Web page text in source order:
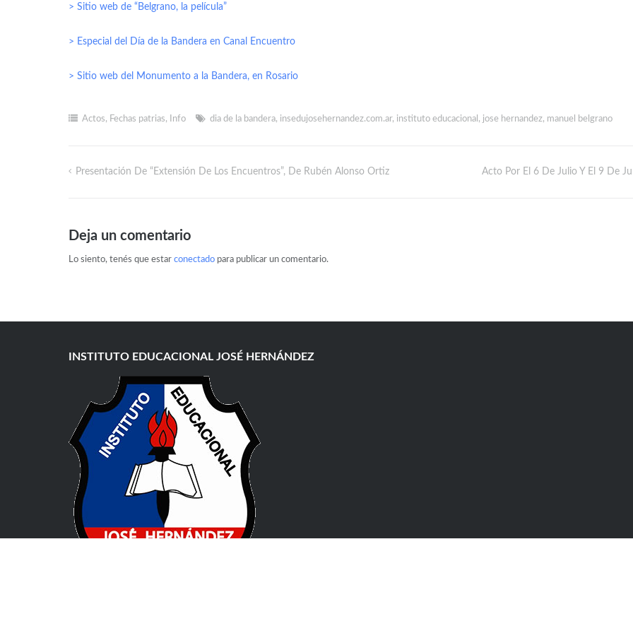
> Sitio web de “Belgrano, la película”
> Especial del Día de la Bandera en Canal Encuentro
> Sitio web del Monumento a la Bandera, en Rosario
Actos, Fechas patrias, Info dia de la bandera, insedujosehernandez.com.ar, instituto educacional , jose hernandez, manuel belgrano
Presentación De “Extensión De Los Encuentros”, De Rubén Alonso Ortiz Acto Por El 6 De Julio Y El 9 De
Deja un comentario
Lo siento, tenés que estar conectadopara publicar un comentario.
INSTITUTO EDUCACIONAL JOSÉ HERNÁNDEZ